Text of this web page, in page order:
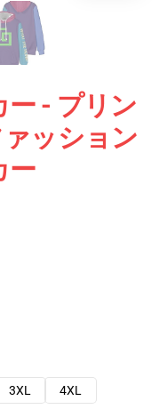
ー - プリン
ッション
ー
3XL
4XL